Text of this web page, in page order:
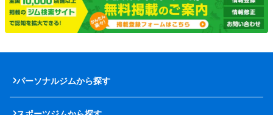
パーソナルジムから探す